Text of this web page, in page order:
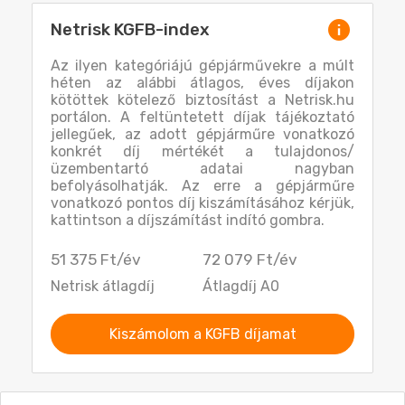
Netrisk KGFB-index
Az ilyen kategóriájú gépjárművekre a múlt
héten az alábbi átlagos, éves díjakon
kötöttek kötelező biztosítást a Netrisk.hu
portálon. A feltüntetett díjak tájékoztató
jellegűek, az adott gépjárműre vonatkozó
konkrét díj mértékét a tulajdonos/
üzembentartó adatai nagyban
befolyásolhatják. Az erre a gépjárműre
vonatkozó pontos díj kiszámításához kérjük,
kattintson a díjszámítást indító gombra.
51 375 Ft/év
Netrisk átlagdíj
72 079 Ft/év
Átlagdíj A0
Kiszámolom a KGFB díjamat